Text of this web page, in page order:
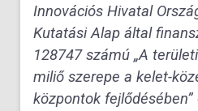
Innovációs Hivatal
Kutatási Alap által
128747 számú „A
miliő szerepe a kelet-
központok